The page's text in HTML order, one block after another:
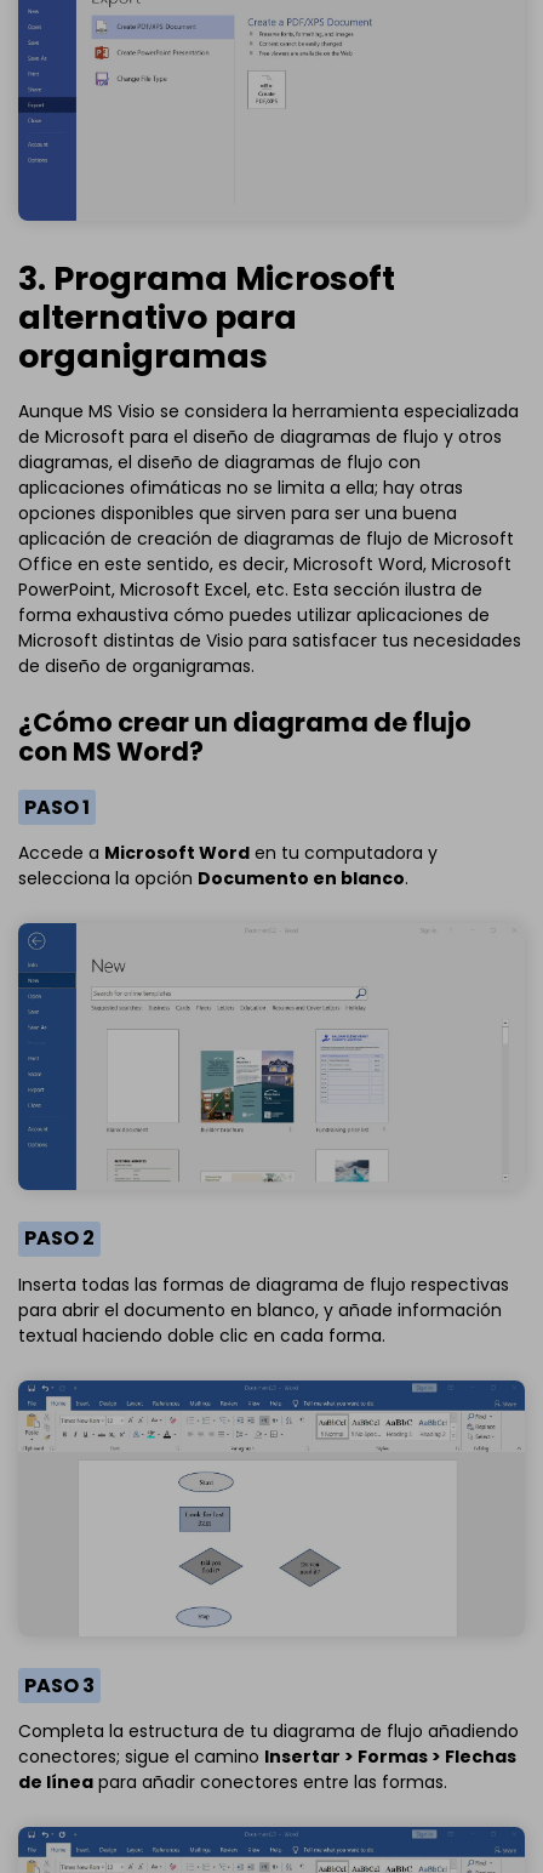
3. Programa Microsoft
alternativo para
organigramas
Aunque MS Visio se considera la herramienta especializada
de Microsoft para el diseño de diagramas de flujo y otros
diagramas, el diseño de diagramas de flujo con
aplicaciones ofimáticas no se limita a ella; hay otras
opciones disponibles que sirven para ser una buena
aplicación de creación de diagramas de flujo de Microsoft
Office en este sentido, es decir, Microsoft Word, Microsoft
PowerPoint, Microsoft Excel, etc. Esta sección ilustra de
forma exhaustiva cómo puedes utilizar aplicaciones de
Microsoft distintas de Visio para satisfacer tus necesidades
de diseño de organigramas.
¿Cómo crear un diagrama de flujo
con MS Word?
PASO 1
Accede a Microsoft Word en tu computadora y
selecciona la opción Documento en blanco.
PASO 2
Inserta todas las formas de diagrama de flujo respectivas
para abrir el documento en blanco, y añade información
textual haciendo doble clic en cada forma.
PASO 3
Completa la estructura de tu diagrama de flujo añadiendo
conectores; sigue el camino Insertar > Formas > Flechas
de línea para añadir conectores entre las formas.